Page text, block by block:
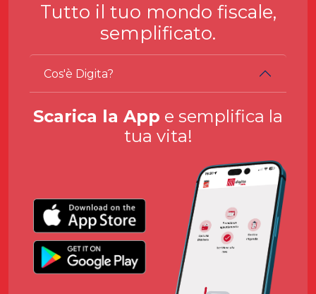
Tutto il tuo mondo fiscale,
semplificato.
Cos'è Digita?
Scarica la App e semplifica la
tua vita!